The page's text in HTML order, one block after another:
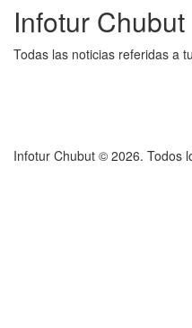
Infotur Chubut
Todas las noticias referidas a
Infotur Chubut © 2026. Todos